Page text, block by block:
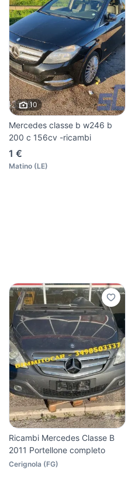
10
Mercedes classe b w246 b
200 c 156cv -ricambi
1 €
Matino (LE)
Ricambi Mercedes Classe B
2011 Portellone completo
Cerignola (FG)